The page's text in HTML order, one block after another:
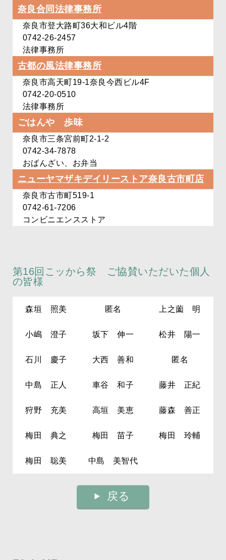
奈良合同法律事務所
奈良市登大路町36大和ビル4階
0742-26-2457
法律事務所
古都の風法律事務所
奈良市高天町19-1奈良今西ビル4F
0742-20-0510
法律事務所
ごはんや 歩味
奈良市三条宮前町2-1-2
0742-34-7878
おばんざい、お弁当
ニューヤマザキデイリーストア奈良古市町店
奈良市古市町519-1
0742-61-7206
コンビニエンスストア
第16回こッから祭 ご協賛いただいた個人
の皆様
森垣 照美 匿名 上之薗 明
小嶋 澄子 坂下 伸一 松井 陽一
石川 慶子 大西 善和 匿名
中島 正人 車谷 和子 藤井 正紀
狩野 充美 高垣 美恵 藤森 善正
梅田 典之 梅田 苗子 梅田 玲輔
梅田 聡美 中島 美智代
戻る